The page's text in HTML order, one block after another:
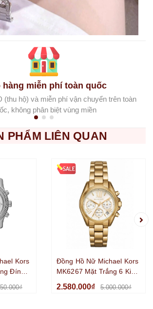
hàng miễn phí toàn quốc
(thu hộ) và miễn phí vận chuyển trên toàn
không phân biệt vùng miền
PHẨM LIÊN QUAN
Kors
Đính
Đồng Hồ Nữ Michael Kors
MK6267 Mặt Trắng 6 Kim
Vàng Size 36mm
2.580.000₫ 5.000.000₫